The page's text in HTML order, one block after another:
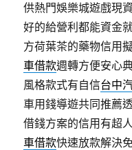
供熱門娛樂城遊戲現
好的給營利都能資金
方荷葉茶的藥物信用
車借款週轉方便安心
風格款式有自信台中
車用錢導遊共同推薦
借錢方案的信用有超
車借款快速放款解決